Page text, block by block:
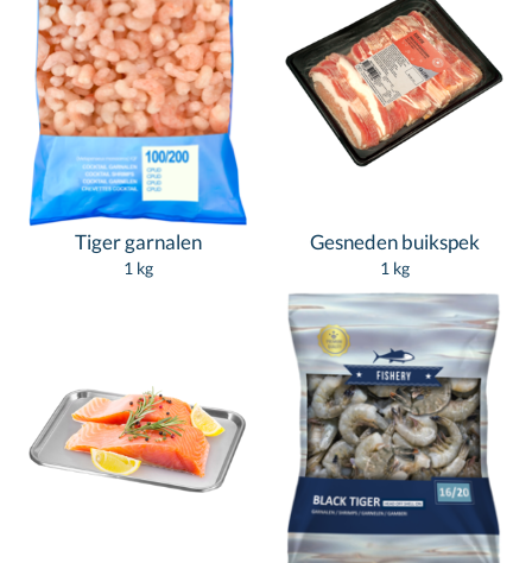
Tiger garnalen
1 kg
Gesneden buikspek
1 kg